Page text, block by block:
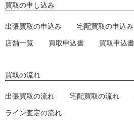
買取の申し込み
出張買取の申込み 宅配買取の申込み
店舗一覧 買取申込書 買取申込
買取の流れ
出張買取の流れ 宅配買取の流れ
ライン査定の流れ